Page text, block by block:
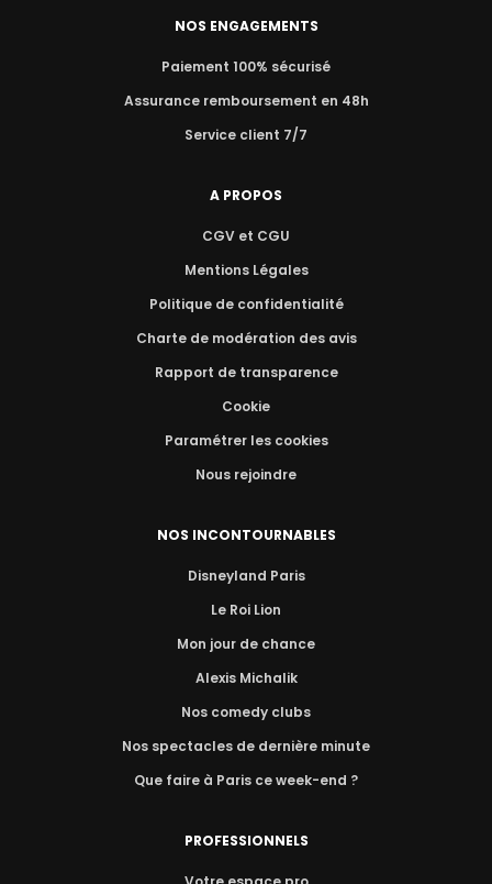
NOS ENGAGEMENTS
Paiement 100% sécurisé
Assurance remboursement en 48h
Service client 7/7
A PROPOS
CGV et CGU
Mentions Légales
Politique de confidentialité
Charte de modération des avis
Rapport de transparence
Cookie
Paramétrer les cookies
Nous rejoindre
NOS INCONTOURNABLES
Disneyland Paris
Le Roi Lion
Mon jour de chance
Alexis Michalik
Nos comedy clubs
Nos spectacles de dernière minute
Que faire à Paris ce week-end ?
PROFESSIONNELS